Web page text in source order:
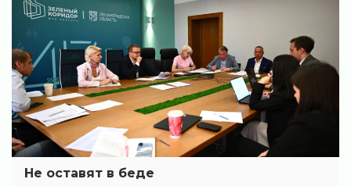
Не оставят в беде